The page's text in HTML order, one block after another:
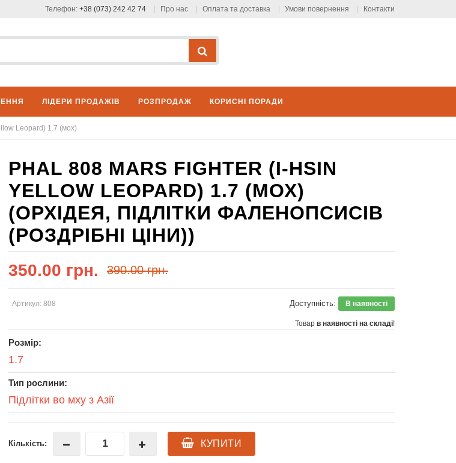
Телефон: +38 (073) 242 42 74 Про нас Оплата та доставка Умови повернення Контакти
ЛІДЕРИ ПРОДАЖІВ РОЗПРОДАЖ КОРИСНІ ПОРАДИ
Leopard) 1.7 (мох)
PHAL 808 MARS FIGHTER (I-HSIN
YELLOW LEOPARD) 1.7 (МОХ)
(ОРХІДЕЯ, ПІДЛІТКИ ФАЛЕНОПСИСІВ
(РОЗДРІБНІ ЦІНИ))
350.00 грн. 390.00 грн.
Артикул: 808 Доступність: В наявності
Товар в наявності на складі!
Розмір:
1.7
Тип рослини:
Підлітки во мху з Азії
Кількість: КУПИТИ